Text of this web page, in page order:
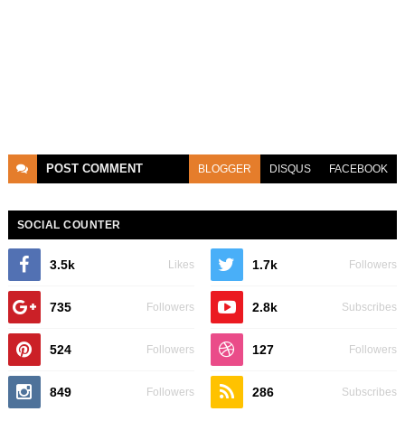
POST COMMENT BLOGGER DISQUS FACEBOOK
SOCIAL COUNTER
3.5k Likes 1.7k Followers
735 Followers 2.8k Subscribes
524 Followers 127 Followers
849 Followers 286 Subscribes